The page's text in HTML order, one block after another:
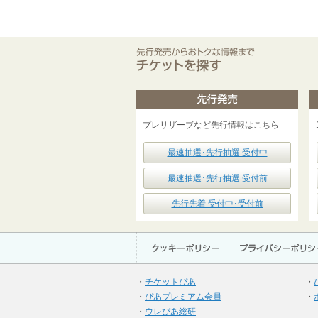
プレリザーブなど先行情報はこちら
最速抽選･先行抽選 受付中
最速抽選･先行抽選 受付前
先行先着 受付中･受付前
・ チケットぴあ
・ ぴあプレミアム会員
・ ウレぴあ総研
・
・